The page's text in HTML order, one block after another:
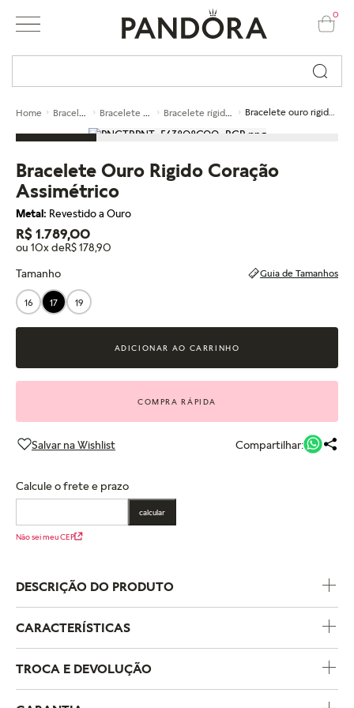
0
Busque por nome ou código...
Home Bracelete rígido ouro Bracelete ouro rigido coração assimétrico
Bracelete Ouro Rigido Coração
Assimétrico
Metal: Revestido a Ouro
R$ 1.789,00
ou 10x deR$ 178,90
Tamanho
Guia de Tamanhos
16 17 19
ADICIONAR AO CARRINHO
COMPRA RÁPIDA
Compartilhar:
Calcule o frete e prazo
calcular
Não sei meu CEP
DESCRIÇÃO DO PRODUTO
CARACTERÍSTICAS
Coleção
Pandora Essence
TROCA E DEVOLUÇÃO